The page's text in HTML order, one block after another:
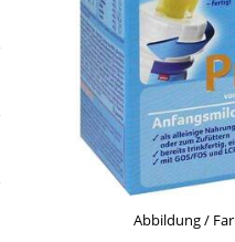
Schnäppchen
Sparsets
Täglich gut versorgt
Körperpflege & Kosmetik
Liebe & Erotik
Mutter & Kind
Nahrungsergänzung
Abbildung /